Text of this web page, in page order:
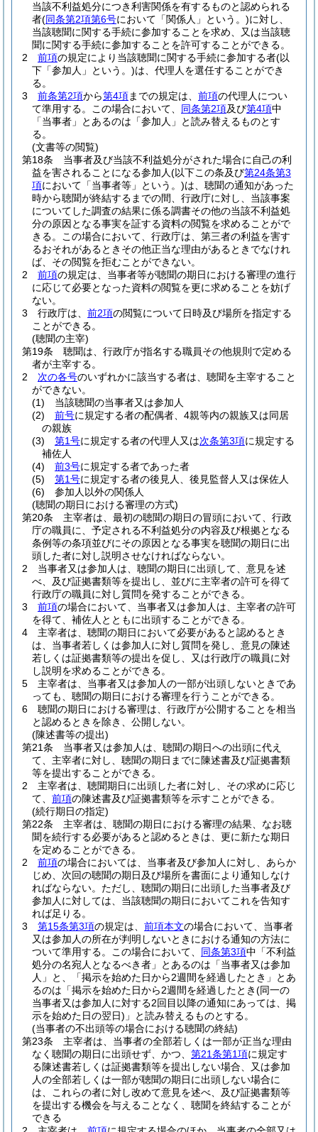
当該不利益処分につき利害関係を有するものと認められる
者(同条第2項第6号において「関係人」という。)に対し、
当該聴聞に関する手続に参加することを求め、又は当該聴
聞に関する手続に参加することを許可することができる。
2
前項の規定により当該聴聞に関する手続に参加する者(以
下「参加人」という。)は、代理人を選任することができ
る。
3
前条第2項から第4項までの規定は、 前項の代理人につい
て準用する。
この場合において、 同条第2項及び第4項中
「当事者」とあるのは「参加人」と読み替えるものとす
る。
(文書等の閲覧)
第18条
当事者及び当該不利益処分がされた場合に自己の利
益を害されることになる参加人(以下この条及び第24条第3
項において「当事者等」という。)は、聴聞の通知があった
時から聴聞が終結するまでの間、行政庁に対し、当該事案
についてした調査の結果に係る調書その他の当該不利益処
分の原因となる事実を証する資料の閲覧を求めることがで
きる。
この場合において、行政庁は、第三者の利益を害す
るおそれがあるときその他正当な理由があるときでなけれ
ば、その閲覧を拒むことができない。
2
前項の規定は、当事者等が聴聞の期日における審理の進行
に応じて必要となった資料の閲覧を更に求めることを妨げ
ない。
3
行政庁は、 前2項の閲覧について日時及び場所を指定する
ことができる。
(聴聞の主宰)
第19条
聴聞は、行政庁が指名する職員その他規則で定める
者が主宰する。
2
次の各号のいずれかに該当する者は、聴聞を主宰すること
ができない。
(1)
当該聴聞の当事者又は参加人
(2)
前号に規定する者の配偶者、4親等内の親族又は同居
の親族
(3)
第1号に規定する者の代理人又は次条第3項に規定する
補佐人
(4)
前3号に規定する者であった者
(5)
第1号に規定する者の後見人、後見監督人又は保佐人
(6)
参加人以外の関係人
(聴聞の期日における審理の方式)
第20条
主宰者は、最初の聴聞の期日の冒頭において、行政
庁の職員に、予定される不利益処分の内容及び根拠となる
条例等の条項並びにその原因となる事実を聴聞の期日に出
頭した者に対し説明させなければならない。
2
当事者又は参加人は、聴聞の期日に出頭して、意見を述
べ、及び証拠書類等を提出し、並びに主宰者の許可を得て
行政庁の職員に対し質問を発することができる。
3
前項の場合において、当事者又は参加人は、主宰者の許可
を得て、補佐人とともに出頭することができる。
4
主宰者は、聴聞の期日において必要があると認めるとき
は、当事者若しくは参加人に対し質問を発し、意見の陳述
若しくは証拠書類等の提出を促し、又は行政庁の職員に対
し説明を求めることができる。
5
主宰者は、当事者又は参加人の一部が出頭しないときであ
っても、聴聞の期日における審理を行うことができる。
6
聴聞の期日における審理は、行政庁が公開することを相当
と認めるときを除き、公開しない。
(陳述書等の提出)
第21条
当事者又は参加人は、聴聞の期日への出頭に代え
て、主宰者に対し、聴聞の期日までに陳述書及び証拠書類
等を提出することができる。
2
主宰者は、聴聞期日に出頭した者に対し、その求めに応じ
て、 前項の陳述書及び証拠書類等を示すことができる。
(続行期日の指定)
第22条
主宰者は、聴聞の期日における審理の結果、なお聴
聞を続行する必要があると認めるときは、更に新たな期日
を定めることができる。
2
前項の場合においては、当事者及び参加人に対し、あらか
じめ、次回の聴聞の期日及び場所を書面により通知しなけ
ればならない。 ただし、聴聞の期日に出頭した当事者及び
参加人に対しては、当該聴聞の期日においてこれを告知す
れば足りる。
3
第15条第3項の規定は、 前項本文の場合において、当事者
又は参加人の所在が判明しないときにおける通知の方法に
ついて準用する。
この場合において、 同条第3項中「不利益
処分の名宛人となるべき者」とあるのは「当事者又は参加
人」と、「掲示を始めた日から2週間を経過したとき」とあ
るのは「掲示を始めた日から2週間を経過したとき(同一の
当事者又は参加人に対する2回目以降の通知にあっては、掲
示を始めた日の翌日) 」と読み替えるものとする。
(当事者の不出頭等の場合における聴聞の終結)
第23条
主宰者は、当事者の全部若しくは一部が正当な理由
なく聴聞の期日に出頭せず、かつ、 第21条第1項に規定す
る陳述書若しくは証拠書類等を提出しない場合、又は参加
人の全部若しくは一部が聴聞の期日に出頭しない場合に
は、これらの者に対し改めて意見を述べ、及び証拠書類等
を提出する機会を与えることなく、聴聞を終結することが
できる